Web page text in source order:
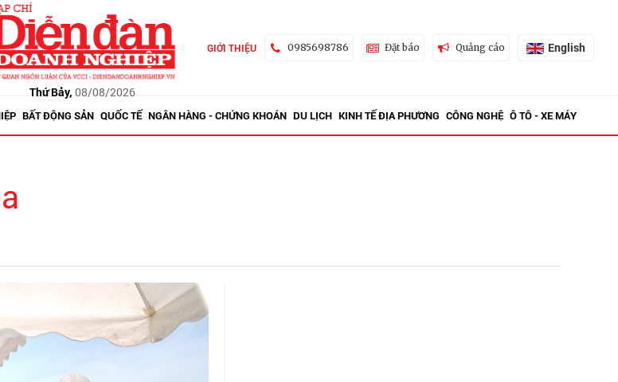
Thứ Bảy, 08/08/2026
GIỚI THIỆU 0985698786 Đặt báo Quảng cáo English
BẤT ĐỘNG SẢN QUỐC TẾ NGÂN HÀNG - CHỨNG KHOÁN DU LỊCH KINH TẾ ĐỊA PHƯƠNG CÔNG NGHỆ Ô TÔ - XE MÁY